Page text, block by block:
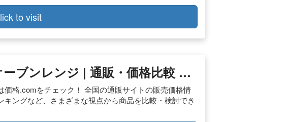
to visit
ブンレンジ | 通販・価格比較 …
格.comをチェック！ 全国の通販サイトの販売価格情
ングなど、さまざまな視点から商品を比較・検討でき